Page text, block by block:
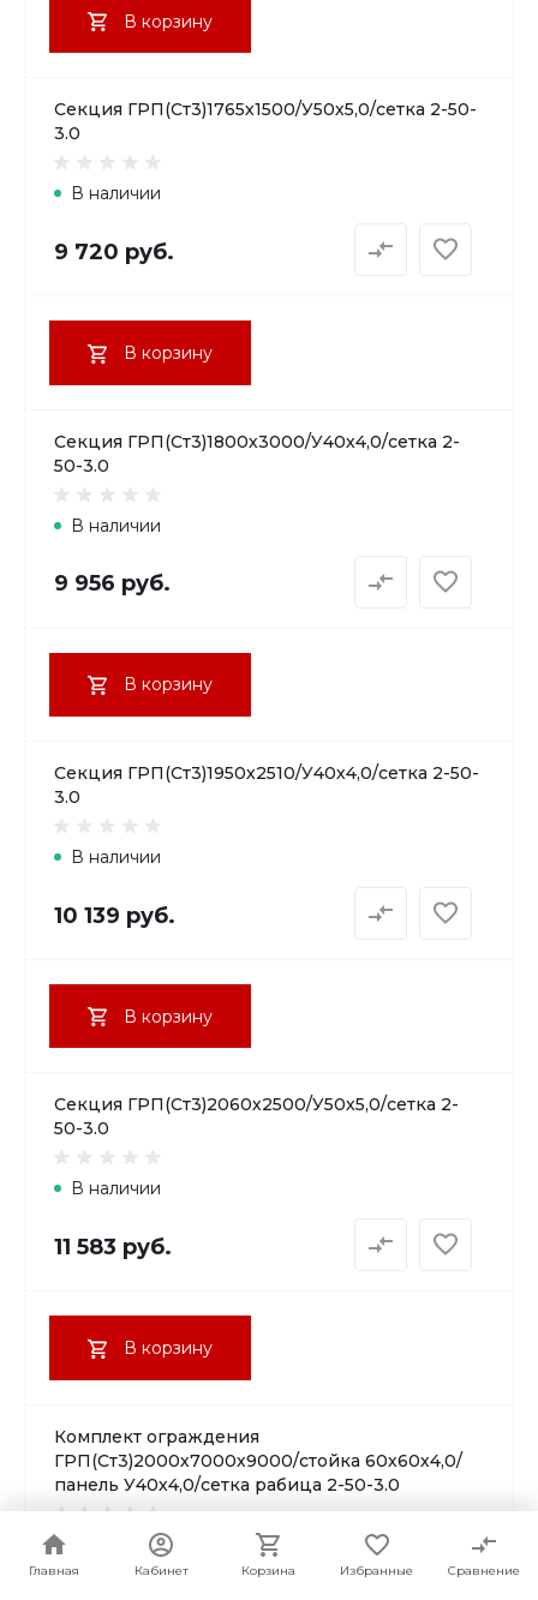
Главная Кабинет Корзина Избранные Сравнение
Главная Кабинет Корзина Избранные Сравнение
В корзину
Секция ГРП(Ст3)1765х1500/У50х5,0/сетка 2-50-
3.0
В наличии
9 720 руб.
В корзину
Секция ГРП(Ст3)1800х3000/У40х4,0/сетка 2-
50-3.0
В наличии
9 956 руб.
В корзину
Секция ГРП(Ст3)1950х2510/У40х4,0/сетка 2-50-
3.0
В наличии
10 139 руб.
В корзину
Секция ГРП(Ст3)2060х2500/У50х5,0/сетка 2-
50-3.0
В наличии
11 583 руб.
В корзину
Комплект ограждения
ГРП(Ст3)2000х7000х9000/стойка 60х60х4,0/
панель У40х4,0/сетка рабица 2-50-3.0
В наличии